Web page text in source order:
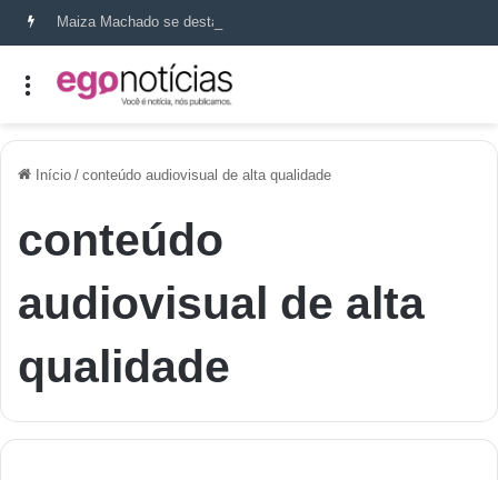
Início / conteúdo audiovisual de alta qualidade
conteúdo
audiovisual de alta
qualidade